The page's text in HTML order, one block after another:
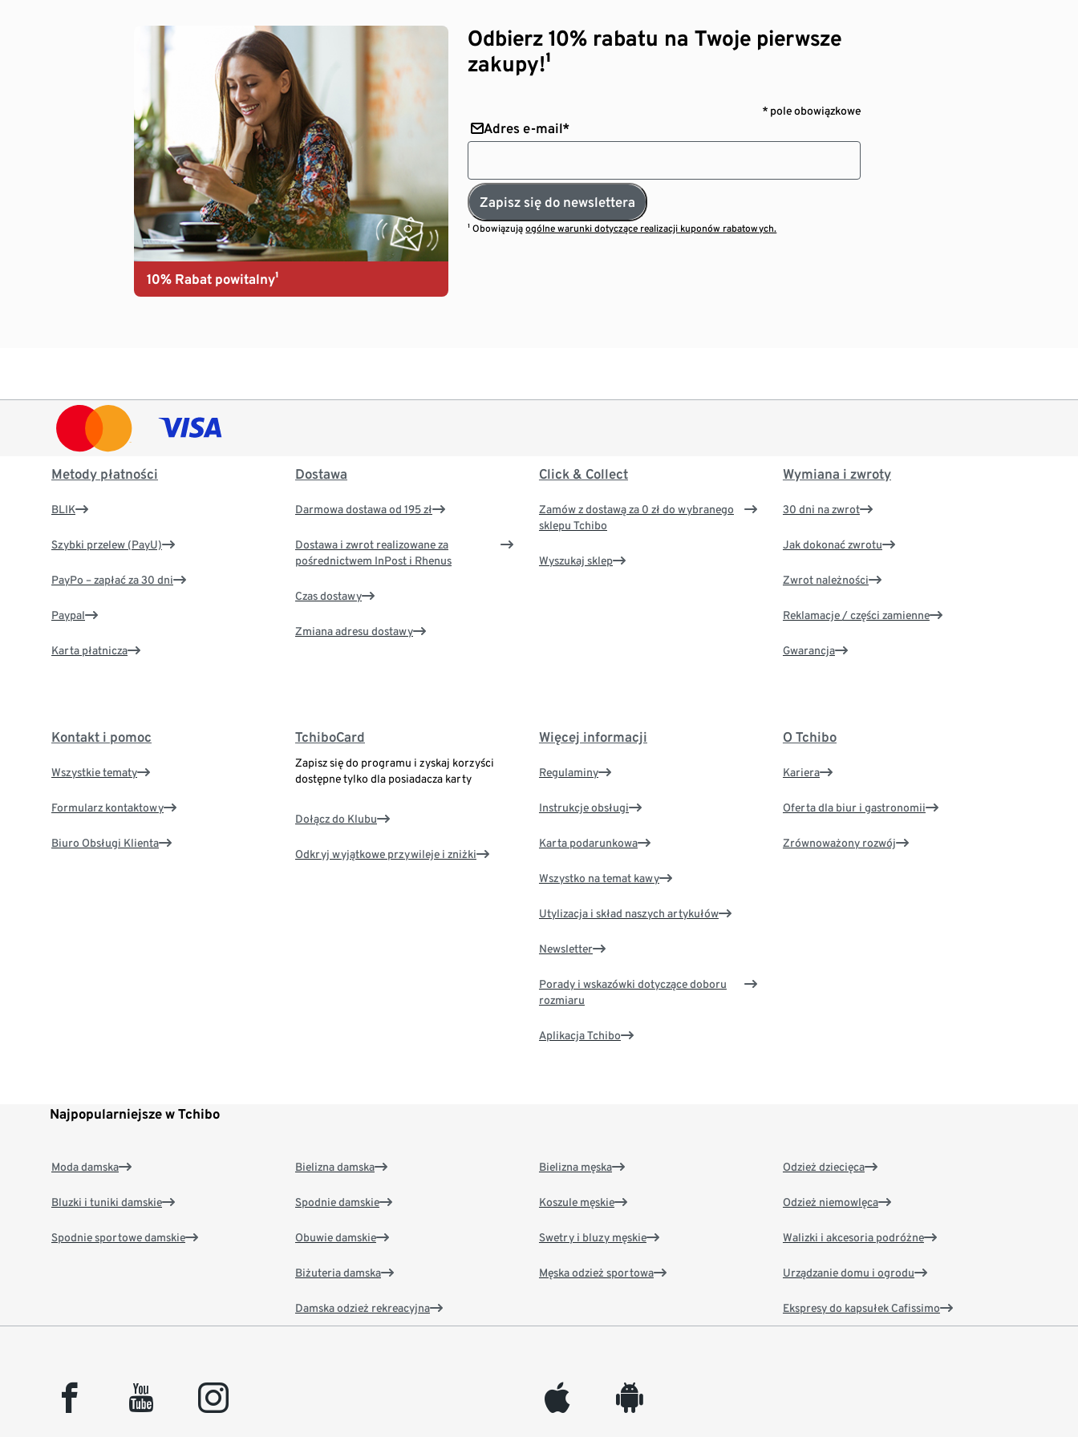
10% Rabat powitalny¹
Odbierz 10% rabatu na Twoje pierwsze
zakupy!¹
* pole obowiązkowe
Adres e-mail*
Zapisz się do newslettera
¹ Obowiązująogólne warunki dotyczące realizacji kuponów rabatowych.
Metody płatności
BLIK
Szybki przelew (PayU)
PayPo – zapłać za 30 dni
Paypal
Karta płatnicza
Dostawa
Darmowa dostawa od 195 zł
Dostawa i zwrot realizowane za
pośrednictwem InPost i Rhenus
Czas dostawy
Zmiana adresu dostawy
Click & Collect
Zamów z dostawą za 0 zł do wybranego
sklepu Tchibo
Wyszukaj sklep
Wymiana i zwroty
30 dni na zwrot
Jak dokonać zwrotu
Zwrot należności
Reklamacje / części zamienne
Gwarancja
Kontakt i pomoc
Wszystkie tematy
Formularz kontaktowy
Biuro Obsługi Klienta
TchiboCard
Zapisz się do programu i zyskaj korzyści
dostępne tylko dla posiadacza karty
Dołącz do Klubu
Odkryj wyjątkowe przywileje i zniżki
Więcej informacji
Regulaminy
Instrukcje obsługi
Karta podarunkowa
Wszystko na temat kawy
Utylizacja i skład naszych artykułów
Newsletter
Porady i wskazówki dotyczące doboru
rozmiaru
Aplikacja Tchibo
O Tchibo
Kariera
Oferta dla biur i gastronomii
Zrównoważony rozwój
Najpopularniejsze w Tchibo
Moda damska
Bluzki i tuniki damskie
Spodnie sportowe damskie
Bielizna damska
Spodnie damskie
Obuwie damskie
Biżuteria damska
Damska odzież rekreacyjna
Bielizna męska
Koszule męskie
Swetry i bluzy męskie
Męska odzież sportowa
Odzież dziecięca
Odzież niemowlęca
Walizki i akcesoria podróżne
Urządzanie domu i ogrodu
Ekspresy do kapsułek Cafissimo
facebook youtube instagram appleinc android